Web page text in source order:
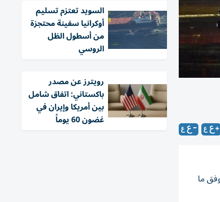
ما
السويد تعتزم تسليم
أوكرانيا سفينة محتجزة
من أسطول الظل
الروسي
‏رويترز عن مصدر
باكستاني: اتفاق شامل
بين أمريكا وإيران في
غضون 60 يوماً